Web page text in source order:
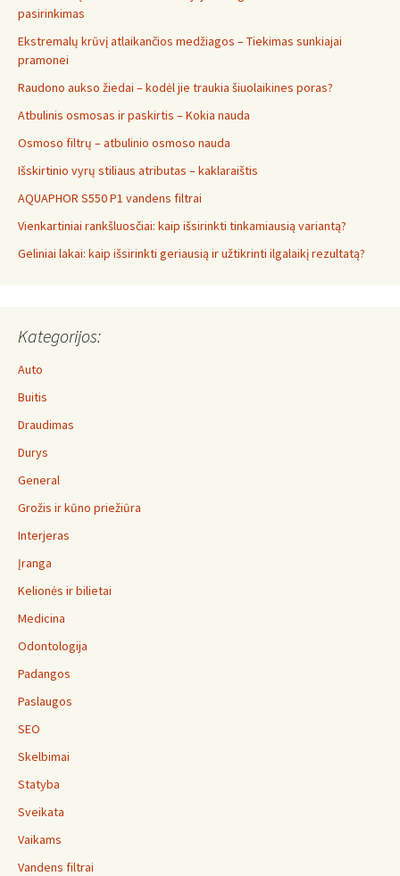
pasirinkimas
Ekstremalų krūvį atlaikančios medžiagos – Tiekimas sunkiajai
pramonei
Raudono aukso žiedai – kodėl jie traukia šiuolaikines poras?
Atbulinis osmosas ir paskirtis – Kokia nauda
Osmoso filtrų – atbulinio osmoso nauda
Išskirtinio vyrų stiliaus atributas – kaklaraištis
AQUAPHOR S550 P1 vandens filtrai
Vienkartiniai rankšluosčiai: kaip išsirinkti tinkamiausią variantą?
Geliniai lakai: kaip išsirinkti geriausią ir užtikrinti ilgalaikį rezultatą?
Kategorijos:
Auto
Buitis
Draudimas
Durys
General
Grožis ir kūno priežiūra
Interjeras
Įranga
Kelionės ir bilietai
Medicina
Odontologija
Padangos
Paslaugos
SEO
Skelbimai
Statyba
Sveikata
Vaikams
Vandens filtrai